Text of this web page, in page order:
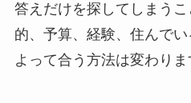
答えだけを探してしまう
的、予算、経験、住んで
よって合う方法は変わりま